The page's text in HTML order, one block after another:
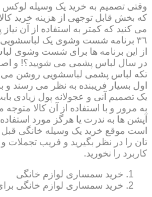
وقتی تصمیم به خرید یک وسیله لوکس
که بخش قابل توجهی از هزینه خرید
می کنید که کمتر به استفاده از آن
٣٦ برنامه شست وشوی یک
از این برنامه ها برای شست وشوی
در سال لباس پشمی می شویید؟! و
تکه لباس پشمی لباسشویی روشن می
اول بسیار فریبنده به نظر می رسند
یک تصمیم آنی و عجولانه پول زیادی
به مرور و با استفاده از آن کالا
آپشن ها به ندرت یا هرگز مورد استفاده
است موقع خرید یک وسیله خانگی قبل
تان را در نظر بگیرید و فریب
کاربرد را نخورید.
خرید سمساری لوازم خانگی
خرید سمساری لوازم خانگی